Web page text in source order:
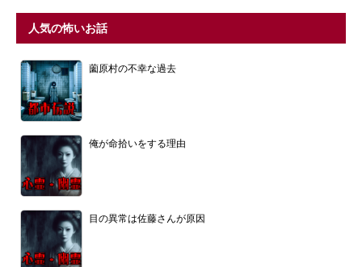
人気の怖いお話
薗原村の不幸な過去
俺が命拾いをする理由
目の異常は佐藤さんが原因